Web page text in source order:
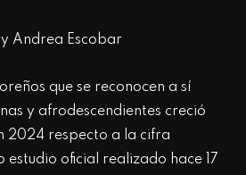
Andrea Escobar
que se reconocen a sí
y afrodescendientes creció
2024 respecto a la cifra
estudio oficial realizado hace 17